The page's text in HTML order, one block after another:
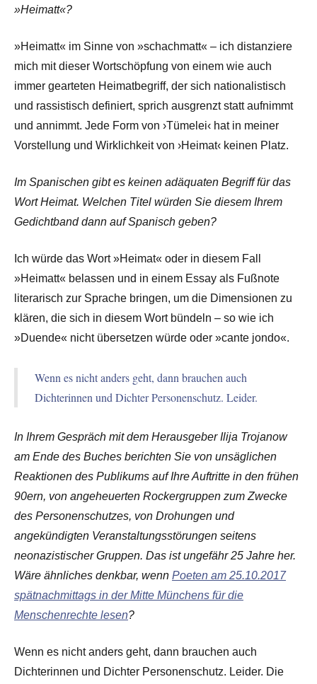
»Heimatt«?
»Heimatt« im Sinne von »schachmatt« – ich distanziere
mich mit dieser Wortschöpfung von einem wie auch
immer gearteten Heimatbegriff, der sich nationalistisch
und rassistisch definiert, sprich ausgrenzt statt aufnimmt
und annimmt. Jede Form von ›Tümelei‹ hat in meiner
Vorstellung und Wirklichkeit von ›Heimat‹ keinen Platz.
Im Spanischen gibt es keinen adäquaten Begriff für das
Wort Heimat. Welchen Titel würden Sie diesem Ihrem
Gedichtband dann auf Spanisch geben?
Ich würde das Wort »Heimat« oder in diesem Fall
»Heimatt« belassen und in einem Essay als Fußnote
literarisch zur Sprache bringen, um die Dimensionen zu
klären, die sich in diesem Wort bündeln – so wie ich
»Duende« nicht übersetzen würde oder »cante jondo«.
Wenn es nicht anders geht, dann brauchen auch
Dichterinnen und Dichter Personenschutz. Leider.
In Ihrem Gespräch mit dem Herausgeber Ilija Trojanow
am Ende des Buches berichten Sie von unsäglichen
Reaktionen des Publikums auf Ihre Auftritte in den frühen
90ern, von angeheuerten Rockergruppen zum Zwecke
des Personenschutzes, von Drohungen und
angekündigten Veranstaltungsstörungen seitens
neonazistischer Gruppen. Das ist ungefähr 25 Jahre her.
Wäre ähnliches denkbar, wenn Poeten am 25.10.2017
spätnachmittags in der Mitte Münchens für die
Menschenrechte lesen?
Wenn es nicht anders geht, dann brauchen auch
Dichterinnen und Dichter Personenschutz. Leider. Die